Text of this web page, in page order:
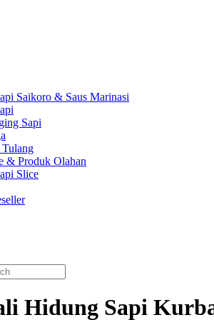
Saikoro & Saus Marinasi
Sapi
& Produk Olahan
Slice
Hidung Sapi